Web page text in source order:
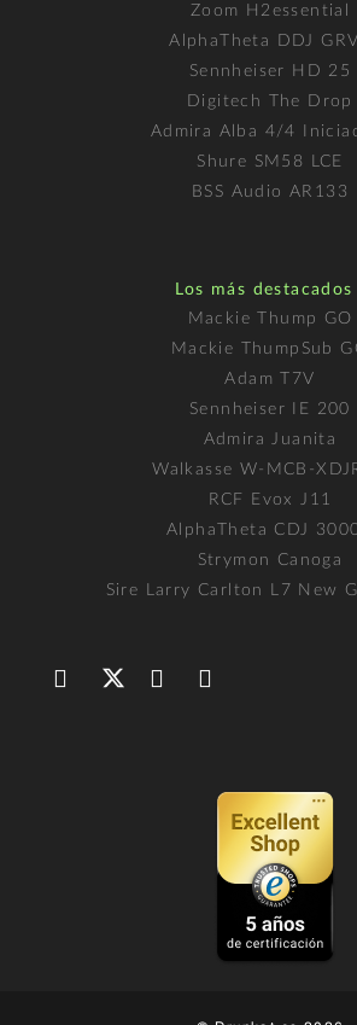
Zoom H2essential
AlphaTheta DDJ
Sennheiser HD 25
Digitech The Drop
Admira Alba 4/4
Shure SM58 LCE
BSS Audio AR133
Los más destacados
Mackie Thump GO
Mackie ThumpSub
Adam T7V
Sennheiser IE 200
Admira Juanita
Walkasse W-MCB-
RCF Evox J11
AlphaTheta CDJ
Strymon Canoga
Sire Larry Carlton L7 New